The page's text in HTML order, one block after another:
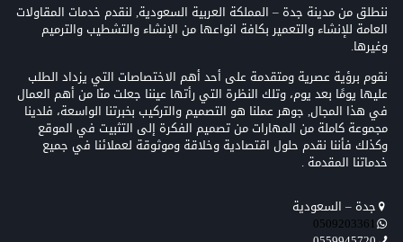
ننطلق من مدينة جدة – المملكة العربية السعودية, لنقدم خدمات المقاولات
العامة للإنشاء والتعمير بكافة انواعها من الإنشاء والتشطيب والترميم
وغيرها.
نقوم برؤية عصرية ومتقدمة على أحد أهم الاختصاصات التي يزداد الطلب
عليها يومًا بعد يوم، وتلك النظرة التي رأتها عيننا جعلت منّا من أهم العمال
في هذا المجال, جوهر عملنا هو التصميم والتركيب بخبرتنا الواسعة، فلدينا
مجموعة كاملة من المهارات من تصميم الفكرة إلى التثبيت في الموقع
وكذلك فأننا نقدم حلول اقتصادية وخلاقة وموثوقة لعملائنا في جميع
خدماتنا المقدمة .
جدة – السعودية
0509203361‬‏‬‏